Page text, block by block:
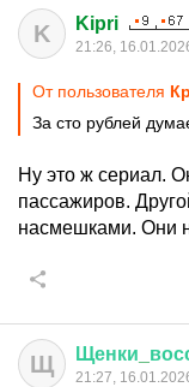
K Kipri
21:26,
От пользователя
За сто рублей
Ну это ж сериал.
пассажиров.
насмешками. Они
Щ Щенки
21:27,